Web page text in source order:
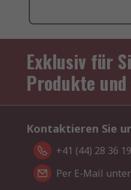
Exklusiv für
Produkte
Kontaktieren Sie
+41 (44) 28 36
Per E-Mail